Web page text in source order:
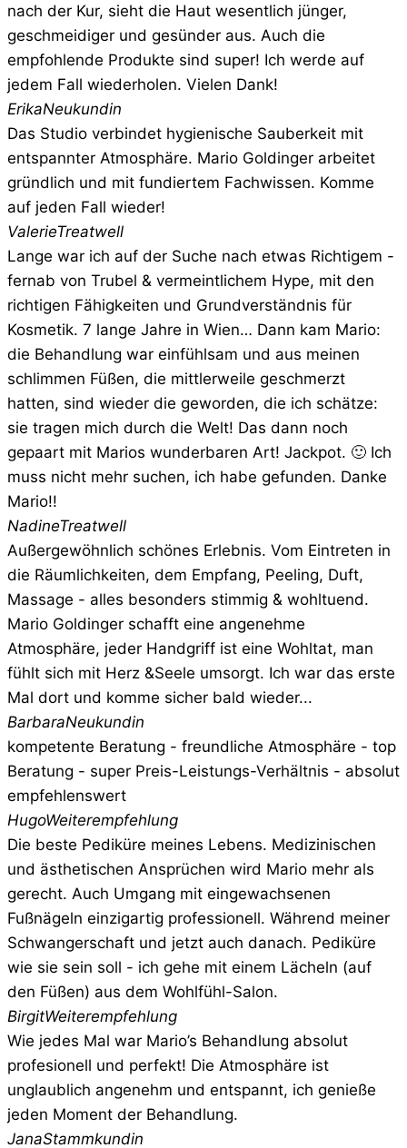
nach der Kur, sieht die Haut wesentlich jünger,
geschmeidiger und gesünder aus. Auch die
empfohlende Produkte sind super! Ich werde auf
jedem Fall wiederholen. Vielen Dank!
ErikaNeukundin
Das Studio verbindet hygienische Sauberkeit mit
entspannter Atmosphäre. Mario Goldinger arbeitet
gründlich und mit fundiertem Fachwissen. Komme
auf jeden Fall wieder!
ValerieTreatwell
Lange war ich auf der Suche nach etwas Richtigem -
fernab von Trubel & vermeintlichem Hype, mit den
richtigen Fähigkeiten und Grundverständnis für
Kosmetik. 7 lange Jahre in Wien… Dann kam Mario:
die Behandlung war einfühlsam und aus meinen
schlimmen Füßen, die mittlerweile geschmerzt
hatten, sind wieder die geworden, die ich schätze:
sie tragen mich durch die Welt! Das dann noch
gepaart mit Marios wunderbaren Art! Jackpot. 🙂 Ich
muss nicht mehr suchen, ich habe gefunden. Danke
Mario!!
NadineTreatwell
Außergewöhnlich schönes Erlebnis. Vom Eintreten in
die Räumlichkeiten, dem Empfang, Peeling, Duft,
Massage - alles besonders stimmig & wohltuend.
Mario Goldinger schafft eine angenehme
Atmosphäre, jeder Handgriff ist eine Wohltat, man
fühlt sich mit Herz &Seele umsorgt. Ich war das erste
Mal dort und komme sicher bald wieder...
BarbaraNeukundin
kompetente Beratung - freundliche Atmosphäre - top
Beratung - super Preis-Leistungs-Verhältnis - absolut
empfehlenswert
HugoWeiterempfehlung
Die beste Pediküre meines Lebens. Medizinischen
und ästhetischen Ansprüchen wird Mario mehr als
gerecht. Auch Umgang mit eingewachsenen
Fußnägeln einzigartig professionell. Während meiner
Schwangerschaft und jetzt auch danach. Pediküre
wie sie sein soll - ich gehe mit einem Lächeln (auf
den Füßen) aus dem Wohlfühl-Salon.
BirgitWeiterempfehlung
Wie jedes Mal war Mario’s Behandlung absolut
profesionell und perfekt! Die Atmosphäre ist
unglaublich angenehm und entspannt, ich genieße
jeden Moment der Behandlung.
JanaStammkundin